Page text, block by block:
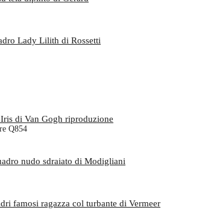
Q854